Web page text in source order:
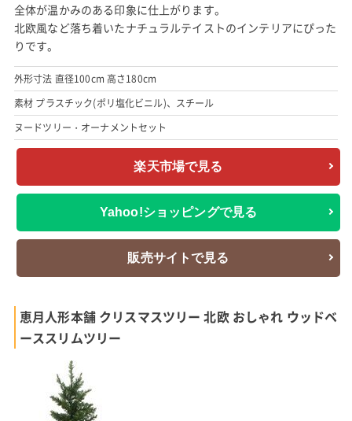
全体が温かみのある印象に仕上がります。
北欧風など落ち着いたナチュラルテイストのインテリアにぴった
りです。
外形寸法 直径100cm 高さ180cm
素材 プラスチック(ポリ塩化ビニル)、スチール
ヌードツリー・オーナメントセット
楽天市場で見る
Yahoo!ショッピングで見る
販売サイトで見る
恵月人形本舗 クリスマスツリー 北欧 おしゃれ ウッドベ
ーススリムツリー